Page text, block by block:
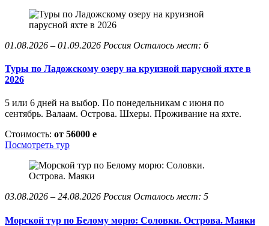
01.08.2026 – 01.09.2026 Россия Осталось мест: 6
Туры по Ладожскому озеру на круизной парусной яхте в
2026
5 или 6 дней на выбор. По понедельникам с июня по
сентябрь. Валаам. Острова. Шхеры. Проживание на яхте.
Стоимость: от 56000 e
Посмотреть тур
03.08.2026 – 24.08.2026 Россия Осталось мест: 5
Морской тур по Белому морю: Соловки. Острова. Маяки